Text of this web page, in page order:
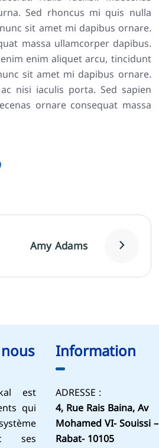
Sed rhoncus mi quis nulla
sit amet mi dapibus ornare.
massa ullamcorper dapibus.
enim aliquet arcu, tincidunt
sit amet mi dapibus ornare.
nisi iaculis porta. Sed sapien
ornare consequat massa
Amy Adams
est
qui
ses
Information
ADRESSE :
4, Rue Rais Baina, Av
Mohamed VI- Souissi –
Rabat- 10105